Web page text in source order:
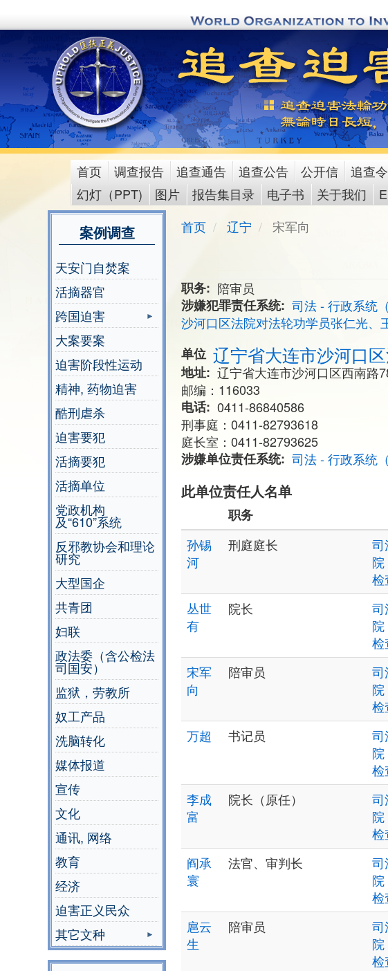
to
content
main
menu
首页 调查报告 追查通告 追查公告 公开信 追查令
幻灯（PPT)
图片 报告集目录 电子书 关于我们
案例调查
天安门自焚案
活摘器官
跨国迫害
大案要案
迫害阶段性运动
精神, 药物迫害
酷刑虐杀
迫害要犯
活摘要犯
活摘单位
党政机构
及“610”系统
反邪教协会和理论
研究
大型国企
共青团
妇联
政法委（含公检法
司国安）
监狱，劳教所
奴工产品
洗脑转化
媒体报道
宣传
文化
通讯, 网络
教育
经济
迫害正义民众
其它文种
首页 辽宁 宋军向
职务
陪审员
涉嫌犯罪责任系统
司法 - 行政系统
沙河口区法院对法轮功学员张仁光
单位 辽宁省大连市沙河口
地址
辽宁省大连市沙河口区西南路
邮编：116033
电话
0411-86840586
刑事庭：0411-82793618
庭长室：0411-82793625
涉嫌单位责任系统
司法 - 行政系统
此单位责任人名单
职务
孙锡
河
刑庭庭长
司
院
检
丛世
有
院长
司
院
检
宋军
向
陪审员
司
院
检
万超
书记员
司
院
检
李成
富
院长（原任）
司
院
检
阎承
寰
法官、审判长
司
院
检
扈云
生
陪审员
司
院
检